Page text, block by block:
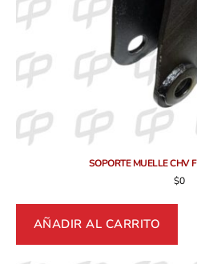
SOPORTE MUELLE CHV
$0
AÑADIR AL CARRITO